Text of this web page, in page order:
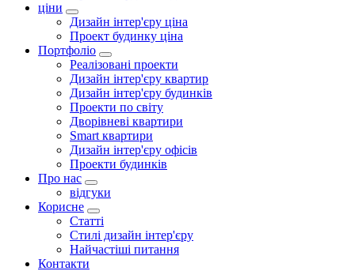
ціни
Дизайн інтер'єру ціна
Проект будинку ціна
Портфоліо
Реалізовані проекти
Дизайн інтер'єру квартир
Дизайн інтер'єру будинків
Проекти по світу
Дворівневі квартири
Smart квартири
Дизайн інтер'єру офісів
Проекти будинків
Про нас
відгуки
Корисне
Статті
Cтилі дизайн інтер'єру
Найчастіші питання
Контакти